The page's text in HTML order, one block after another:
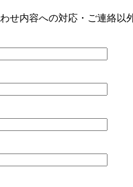
せ内容への対応・ご連絡